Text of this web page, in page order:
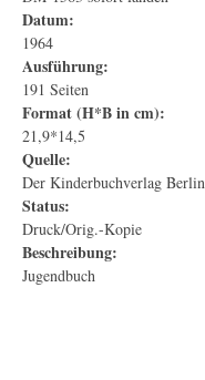
Datum:
1964
Ausführung:
191 Seiten
Format (H*B in cm):
21,9*14,5
Quelle:
Der Kinderbuchverlag Berlin
Status:
Druck/Orig.-Kopie
Beschreibung:
Jugendbuch